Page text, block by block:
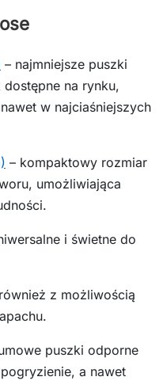
– najmniejsze puszki
na rynku,
w najciaśniejszych
– kompaktowy rozmiar
umożliwiająca
i świetne do
z możliwością
puszki odporne
a nawet